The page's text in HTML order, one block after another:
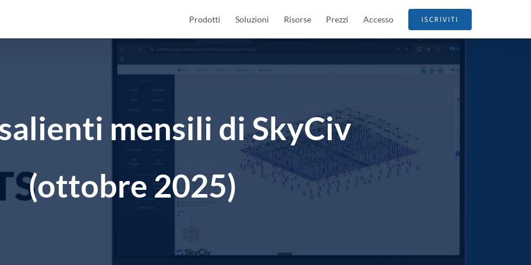
Prodotti Soluzioni Risorse Prezzi Accesso ISCRIVITI
mensili di SkyCiv
(ottobre 2025)